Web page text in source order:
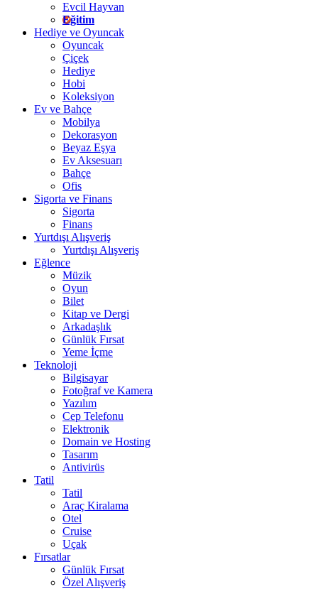
Evcil Hayvan
Eğitim
Hediye ve Oyuncak
Oyuncak
Çiçek
Hediye
Hobi
Koleksiyon
Ev ve Bahçe
Mobilya
Dekorasyon
Beyaz Eşya
Ev Aksesuarı
Bahçe
Ofis
Sigorta ve Finans
Sigorta
Finans
Yurtdışı Alışveriş
Yurtdışı Alışveriş
Eğlence
Müzik
Oyun
Bilet
Kitap ve Dergi
Arkadaşlık
Günlük Fırsat
Yeme İçme
Teknoloji
Bilgisayar
Fotoğraf ve Kamera
Yazılım
Cep Telefonu
Elektronik
Domain ve Hosting
Tasarım
Antivirüs
Tatil
Tatil
Araç Kiralama
Otel
Cruise
Uçak
Fırsatlar
Günlük Fırsat
Özel Alışveriş